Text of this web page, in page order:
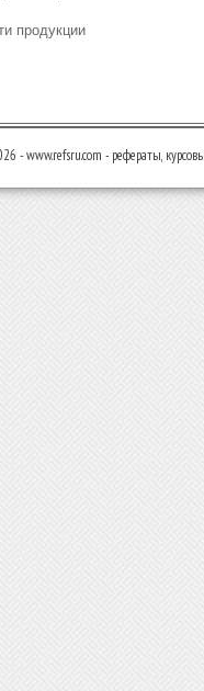
продукции
- www.refsru.com - рефераты,